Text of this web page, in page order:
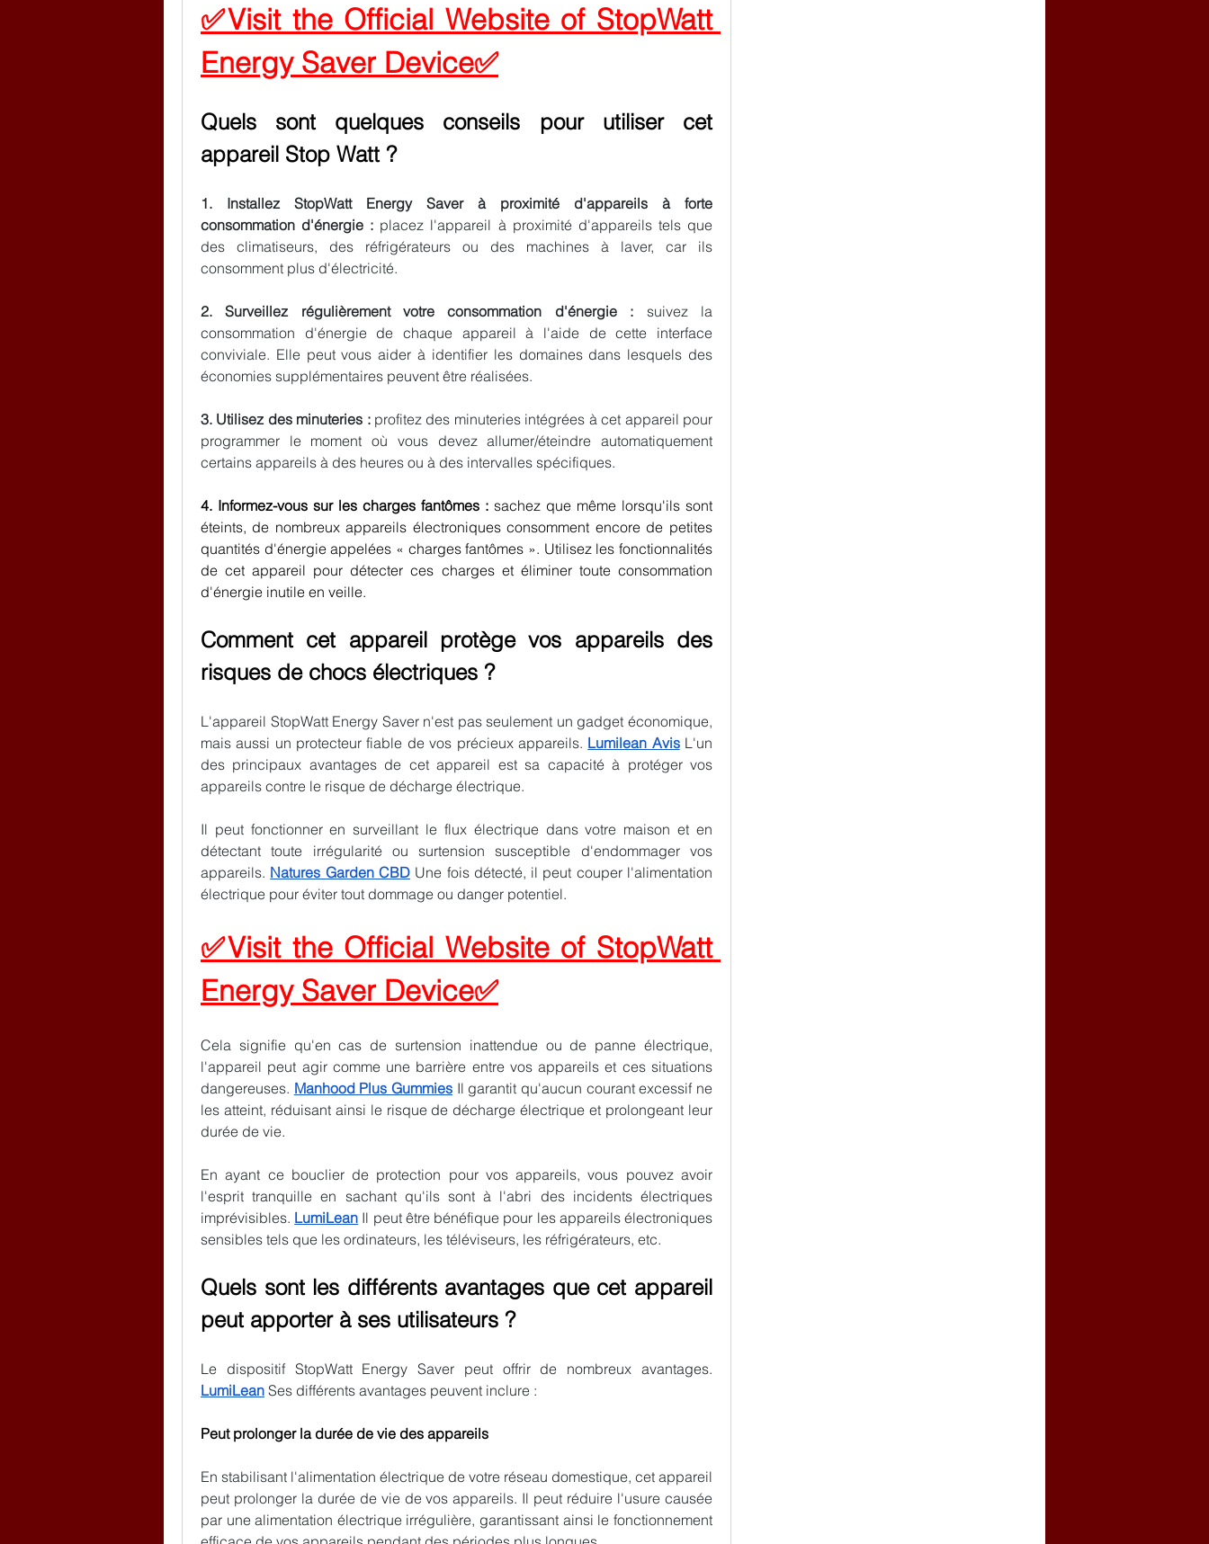
✅Visit the Official Website of StopWatt
Energy Saver Device✅
Quels sont quelques conseils pour utiliser cet
appareil Stop Watt ?
1. Installez StopWatt Energy Saver à proximité d'appareils à forte
consommation d'énergie : placez l'appareil à proximité d'appareils tels que
des climatiseurs, des réfrigérateurs ou des machines à laver, car ils
consomment plus d'électricité.
2. Surveillez régulièrement votre consommation d'énergie : suivez la
consommation d'énergie de chaque appareil à l'aide de cette interface
conviviale. Elle peut vous aider à identifier les domaines dans lesquels des
économies supplémentaires peuvent être réalisées.
3. Utilisez des minuteries : profitez des minuteries intégrées à cet appareil pour
programmer le moment où vous devez allumer/éteindre automatiquement
certains appareils à des heures ou à des intervalles spécifiques.
4. Informez-vous sur les charges fantômes : sachez que même lorsqu'ils sont
éteints, de nombreux appareils électroniques consomment encore de petites
quantités d'énergie appelées « charges fantômes ». Utilisez les fonctionnalités
de cet appareil pour détecter ces charges et éliminer toute consommation
d'énergie inutile en veille.
Comment cet appareil protège vos appareils des
risques de chocs électriques ?
L'appareil StopWatt Energy Saver n'est pas seulement un gadget économique,
mais aussi un protecteur fiable de vos précieux appareils. Lumilean Avis L'un
des principaux avantages de cet appareil est sa capacité à protéger vos
appareils contre le risque de décharge électrique.
Il peut fonctionner en surveillant le flux électrique dans votre maison et en
détectant toute irrégularité ou surtension susceptible d'endommager vos
appareils. Natures Garden CBD Une fois détecté, il peut couper l'alimentation
électrique pour éviter tout dommage ou danger potentiel.
✅Visit the Official Website of StopWatt
Energy Saver Device✅
Cela signifie qu'en cas de surtension inattendue ou de panne électrique,
l'appareil peut agir comme une barrière entre vos appareils et ces situations
dangereuses. Manhood Plus Gummies Il garantit qu'aucun courant excessif ne
les atteint, réduisant ainsi le risque de décharge électrique et prolongeant leur
durée de vie.
En ayant ce bouclier de protection pour vos appareils, vous pouvez avoir
l'esprit tranquille en sachant qu'ils sont à l'abri des incidents électriques
imprévisibles. LumiLean Il peut être bénéfique pour les appareils électroniques
sensibles tels que les ordinateurs, les téléviseurs, les réfrigérateurs, etc.
Quels sont les différents avantages que cet appareil
peut apporter à ses utilisateurs ?
LumiLean Ses différents avantages peuvent inclure :
Peut prolonger la durée de vie des appareils
En stabilisant l'alimentation électrique de votre réseau domestique, cet appareil
peut prolonger la durée de vie de vos appareils. Il peut réduire l'usure causée
par une alimentation électrique irrégulière, garantissant ainsi le fonctionnement